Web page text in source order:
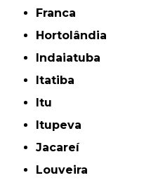
Franca
Hortolândia
Indaiatuba
Itatiba
Itu
Itupeva
Jacareí
Louveira